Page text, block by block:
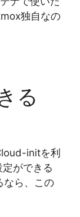
独自なの
る
initを利
ができる
なら、この